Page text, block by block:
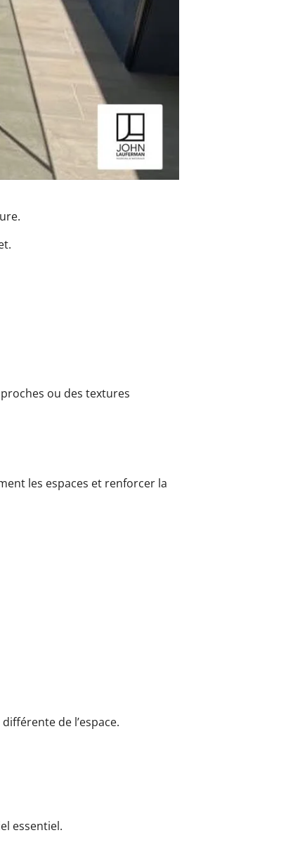
ou des textures
les espaces et renforcer la
de l’espace.
essentiel.